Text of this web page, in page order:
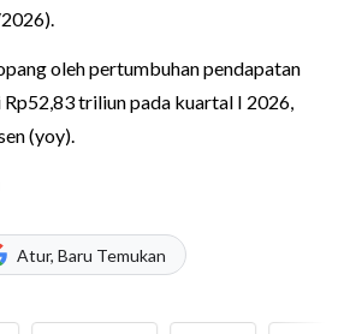
oleh pertumbuhan pendapatan
Rp52,83 triliun pada kuartal I 2026,
(yoy).
Atur, Baru Temukan